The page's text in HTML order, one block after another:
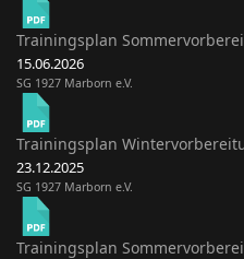
Trainingsplan
15.06.2026
SG 1927 Marborn e.V.
Trainingsplan
23.12.2025
SG 1927 Marborn e.V.
Trainingsplan